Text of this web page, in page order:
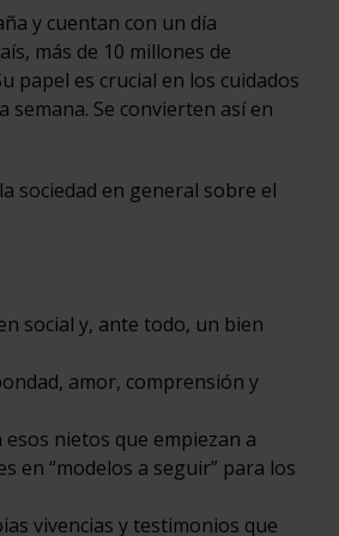
y cuentan con un día
más de 10 millones de
papel es crucial en los cuidados
semana. Se convierten así en
sociedad en general sobre el
social y, ante todo, un bien
amor, comprensión y
nietos que empiezan a
en “modelos a seguir” para los
vivencias y testimonios que